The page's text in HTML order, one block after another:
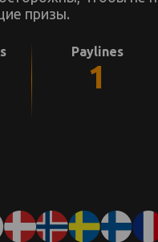
призы.
Paylines
1